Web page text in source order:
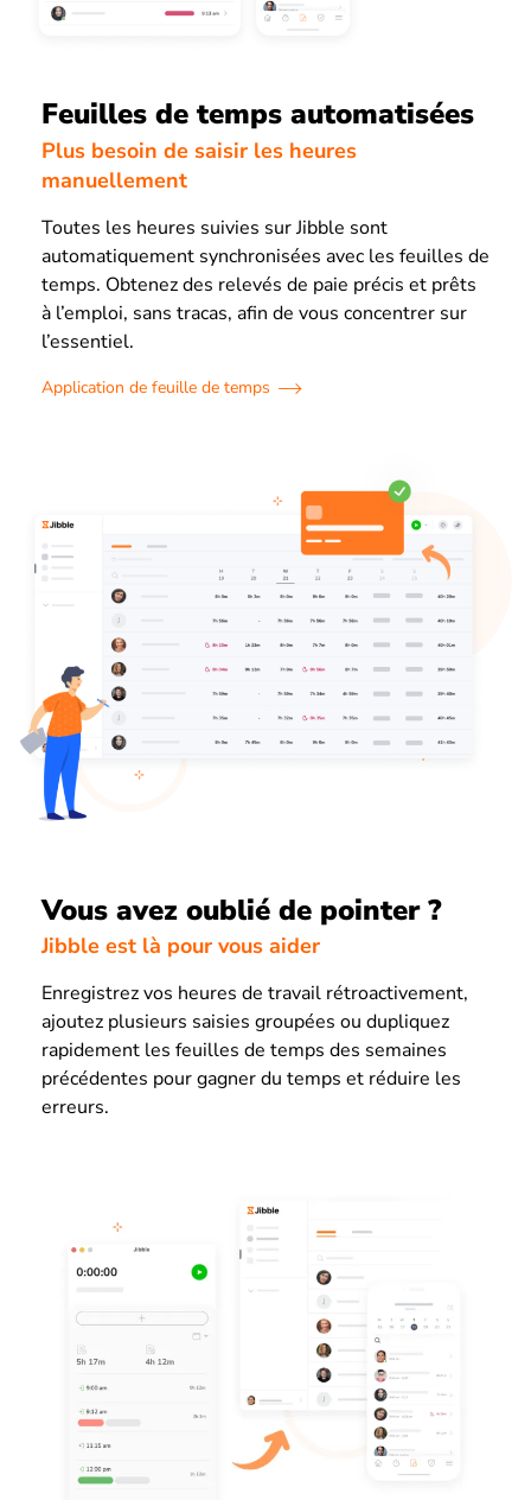
Feuilles de temps automatisées
Plus besoin de saisir les heures
manuellement
Toutes les heures suivies sur Jibble sont
automatiquement synchronisées avec les feuilles de
temps. Obtenez des relevés de paie précis et prêts
à l’emploi, sans tracas, afin de vous concentrer sur
l’essentiel.
Application de feuille de temps
Vous avez oublié de pointer ?
Jibble est là pour vous aider
Enregistrez vos heures de travail rétroactivement,
ajoutez plusieurs saisies groupées ou dupliquez
rapidement les feuilles de temps des semaines
précédentes pour gagner du temps et réduire les
erreurs.